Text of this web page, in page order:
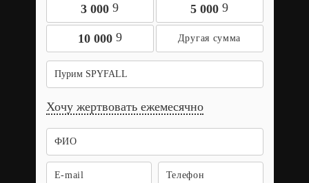
3 000 9 5 000 9
10 000 9
Пурим SPYFALL
Хочу жертвовать ежемесячно